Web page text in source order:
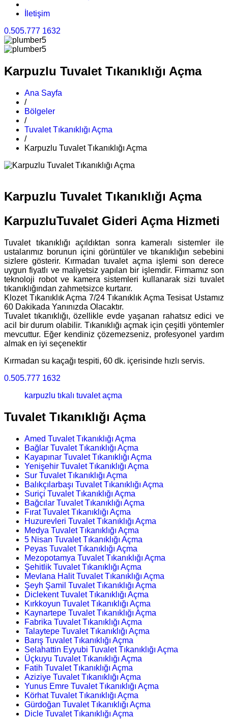
İletişim
0.505.777 1632
Karpuzlu Tuvalet Tıkanıklığı Açma
Ana Sayfa
/
Bölgeler
/
Tuvalet Tıkanıklığı Açma
/
Karpuzlu Tuvalet Tıkanıklığı Açma
Karpuzlu Tuvalet Tıkanıklığı Açma
KarpuzluTuvalet Gideri Açma Hizmeti
Tuvalet tıkanıklığı açıldıktan sonra kameralı sistemler ile
ustalarımız borunun içini görüntüler ve tıkanıklığın sebebini
sizlere gösterir. Kırmadan tuvalet açma işlemi son derece
uygun fiyatlı ve maliyetsiz yapılan bir işlemdir. Firmamız son
teknoloji robot ve kamera sistemleri kullanarak sizi tuvalet
tıkanıklığından zahmetsizce kurtarır.
Klozet Tıkanıklık Açma 7/24 Tıkanıklık Açma Tesisat Ustamız
60 Dakikada Yanınızda Olacaktır.
Tuvalet tıkanıklığı, özellikle evde yaşanan rahatsız edici ve
acil bir durum olabilir. Tıkanıklığı açmak için çeşitli yöntemler
mevcuttur. Eğer kendiniz çözemezseniz, profesyonel yardım
almak en iyi seçenektir
Kırmadan su kaçağı tespiti, 60 dk. içerisinde hızlı servis.
0.505.777 1632
karpuzlu tıkalı tuvalet açma
Tuvalet Tıkanıklığı Açma
Amed Tuvalet Tıkanıklığı Açma
Bağlar Tuvalet Tıkanıklığı Açma
Kayapınar Tuvalet Tıkanıklığı Açma
Yenişehir Tuvalet Tıkanıklığı Açma
Sur Tuvalet Tıkanıklığı Açma
Balıkçılarbaşı Tuvalet Tıkanıklığı Açma
Suriçi Tuvalet Tıkanıklığı Açma
Bağcılar Tuvalet Tıkanıklığı Açma
Fırat Tuvalet Tıkanıklığı Açma
Huzurevleri Tuvalet Tıkanıklığı Açma
Medya Tuvalet Tıkanıklığı Açma
5 Nisan Tuvalet Tıkanıklığı Açma
Peyas Tuvalet Tıkanıklığı Açma
Mezopotamya Tuvalet Tıkanıklığı Açma
Şehitlik Tuvalet Tıkanıklığı Açma
Mevlana Halit Tuvalet Tıkanıklığı Açma
Şeyh Şamil Tuvalet Tıkanıklığı Açma
Diclekent Tuvalet Tıkanıklığı Açma
Kırkkoyun Tuvalet Tıkanıklığı Açma
Kaynartepe Tuvalet Tıkanıklığı Açma
Fabrika Tuvalet Tıkanıklığı Açma
Talaytepe Tuvalet Tıkanıklığı Açma
Barış Tuvalet Tıkanıklığı Açma
Selahattin Eyyubi Tuvalet Tıkanıklığı Açma
Üçkuyu Tuvalet Tıkanıklığı Açma
Fatih Tuvalet Tıkanıklığı Açma
Aziziye Tuvalet Tıkanıklığı Açma
Yunus Emre Tuvalet Tıkanıklığı Açma
Körhat Tuvalet Tıkanıklığı Açma
Gürdoğan Tuvalet Tıkanıklığı Açma
Dicle Tuvalet Tıkanıklığı Açma